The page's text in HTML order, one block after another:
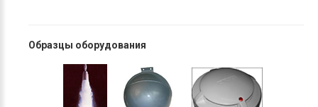
Образцы оборудования